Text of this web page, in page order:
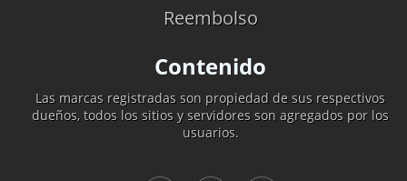
Reembolso
Contenido
Las marcas registradas son propiedad de sus respectivos
dueños, todos los sitios y servidores son agregados por los
usuarios.